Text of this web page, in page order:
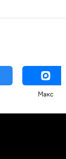
Макс